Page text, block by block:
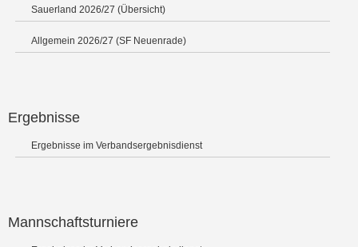
Sauerland 2026/27 (Übersicht)
Allgemein 2026/27 (SF Neuenrade)
Ergebnisse
Ergebnisse im Verbandsergebnisdienst
Mannschaftsturniere